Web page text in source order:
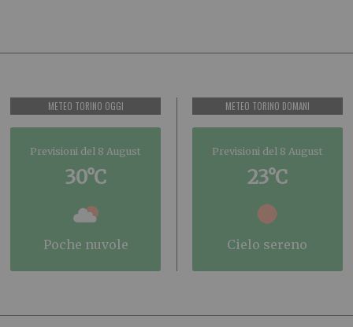
METEO TORINO OGGI
Previsioni del 8 August
30°C
poche nuvole
METEO TORINO DOMANI
Previsioni del 8 August
23°C
cielo sereno